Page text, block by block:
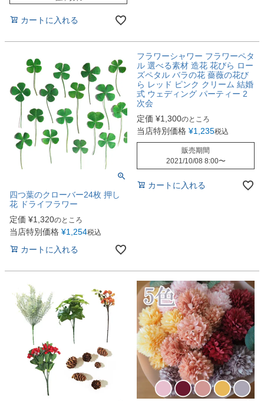
カートに入れる
四つ葉のクローバー24枚 押し
花 ドライフラワー
定価 ¥1,320のところ
当店特別価格 ¥1,254税込
カートに入れる
フラワーシャワー フラワーペタ
ル 選べる素材 造花 花びら ロー
ズペタル バラの花 薔薇の花び
ら レッド ピンク クリーム 結婚
式 ウェディング パーティー 2
次会
定価 ¥1,300のところ
当店特別価格 ¥1,235税込
販売期間
2021/10/08 8:00〜
カートに入れる